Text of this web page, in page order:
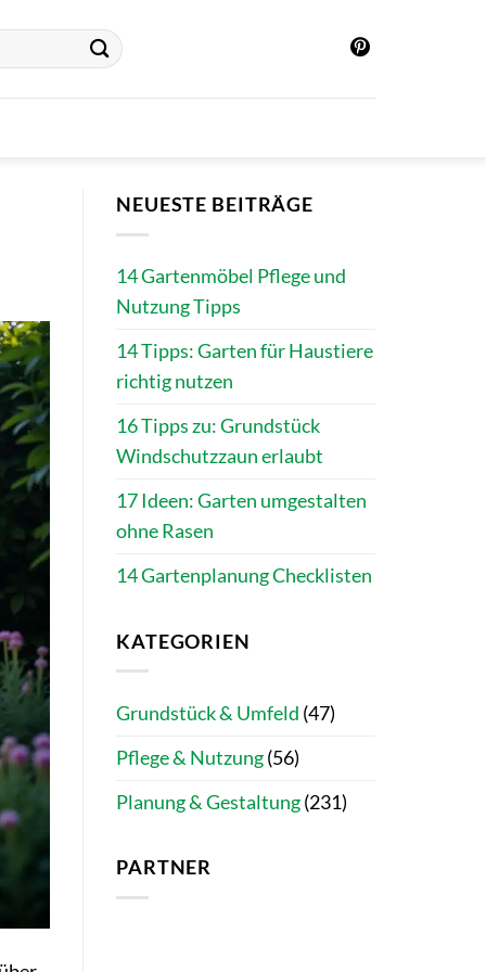
NEUESTE BEITRÄGE
14 Gartenmöbel Pflege und
Nutzung Tipps
14 Tipps: Garten für Haustiere
richtig nutzen
16 Tipps zu: Grundstück
Windschutzzaun erlaubt
17 Ideen: Garten umgestalten
ohne Rasen
14 Gartenplanung Checklisten
KATEGORIEN
Grundstück & Umfeld (47)
Pflege & Nutzung(56)
Planung & Gestaltung(231)
PARTNER